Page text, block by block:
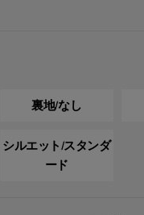
裏地/なし
シルエット/スタンダ
ード